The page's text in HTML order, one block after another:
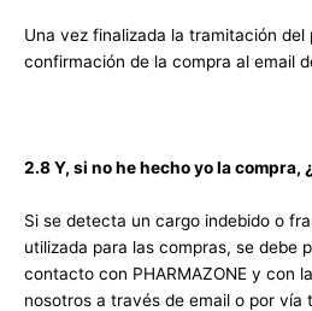
Una vez finalizada la tramitación del
confirmación de la compra al email
2.8 Y, si no he hecho yo la compra,
Si se detecta un cargo indebido o
utilizada para las compras, se debe
contacto con PHARMAZONE y con
nosotros a través de email o por vía